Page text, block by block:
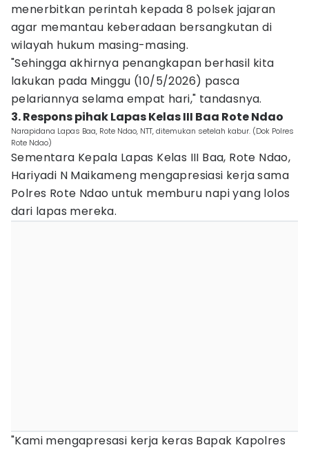
menerbitkan perintah kepada 8 polsek jajaran
agar memantau keberadaan bersangkutan di
wilayah hukum masing-masing.
"Sehingga akhirnya penangkapan berhasil kita
lakukan pada Minggu (10/5/2026) pasca
pelariannya selama empat hari," tandasnya.
3. Respons pihak Lapas Kelas III Baa Rote Ndao
Narapidana Lapas Baa, Rote Ndao, NTT, ditemukan setelah kabur. (Dok Polres
Rote Ndao)
Sementara Kepala Lapas Kelas III Baa, Rote Ndao,
Hariyadi N Maikameng mengapresiasi kerja sama
Polres Rote Ndao untuk memburu napi yang lolos
dari lapas mereka.
"Kami mengapresasi kerja keras Bapak Kapolres